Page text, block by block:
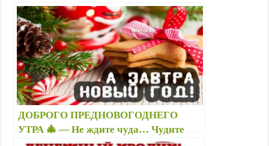
красивые, гифки — Открытки с
пожеланиями на каждый день и 2026
новый год
ДОБРОГО ПРЕДНОВОГОДНЕГО
УТРА 🎄 — Не ждите чуда… Чудите